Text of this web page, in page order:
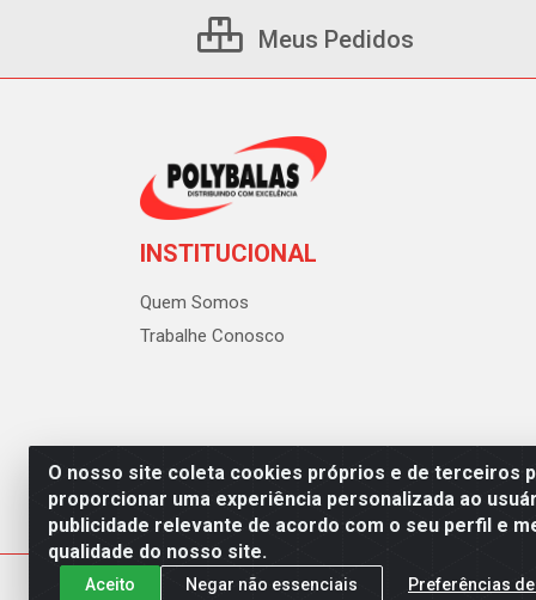
O nosso site coleta cookies próprios e de terceiros
proporcionar uma experiência personalizada ao
publicidade relevante de acordo com o seu perfil e
qualidade do nosso site.
Aceito Negar não essenciais Preferências
Meus Pedidos
INSTITUCIONAL
Quem Somos
Trabalhe Conosco
Polybalas - Rua João Miguel